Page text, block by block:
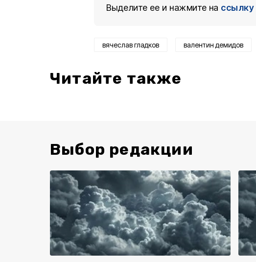
Выделите ее и нажмите на ссылку
вячеслав гладков валентин демидов
Читайте также
Выбор редакции